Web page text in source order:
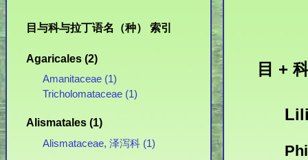
目与科与拉丁语名（种） 索引
Agaricales (2)
Amanitaceae (1)
Tricholomataceae (1)
Alismatales (1)
Alismataceae, 泽泻科 (1)
目 +